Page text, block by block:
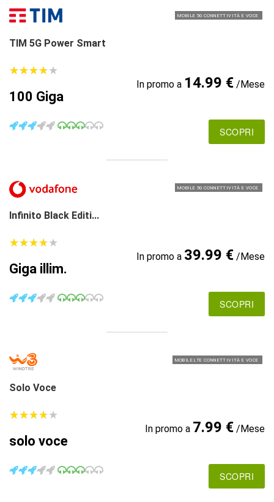
MOBILE 5G CONNETTIVITÀ E VOCE
TIM 5G Power Smart
★★★★★
★★★★★
100 Giga
In promo a 14.99 €/Mese
SCOPRI
MOBILE 5G CONNETTIVITÀ E VOCE
Infinito Black Editi...
★★★★★
★★★★★
Giga illim.
In promo a 39.99 €/Mese
SCOPRI
MOBILE LTE CONNETTIVITÀ E VOCE
Solo Voce
★★★★★
★★★★★
solo voce
In promo a 7.99 €/Mese
SCOPRI